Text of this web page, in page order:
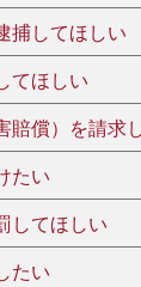
捕してほしい
てほしい
賠償）を請求
たい
してほしい
たい